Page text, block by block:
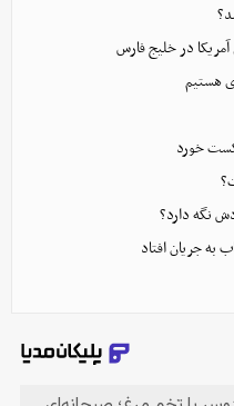
آمریکا در خلیج فارس
هستیم
نگه دارد؟
به جریان افتاد